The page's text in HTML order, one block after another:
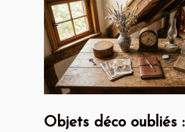
Objets déco oubliés :